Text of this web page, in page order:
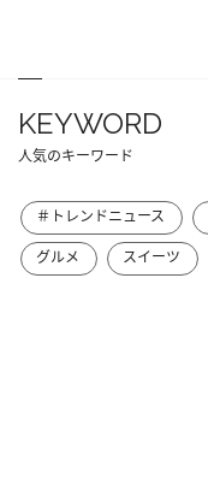
KEYWORD
人気のキーワード
＃トレンドニュース
グルメ
スイーツ